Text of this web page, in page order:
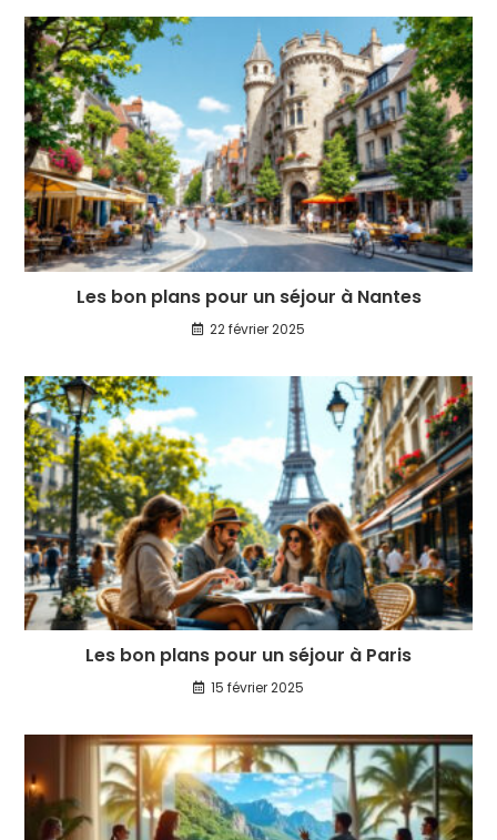
Les bon plans pour un séjour à Nantes
22 février 2025
Les bon plans pour un séjour à Paris
15 février 2025